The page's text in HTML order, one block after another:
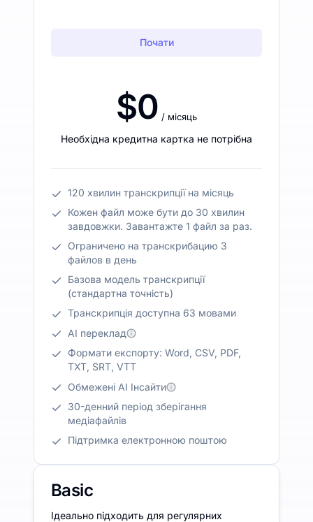
Почати
$0 / місяць
Необхідна кредитна картка не потрібна
120 хвилин транскрипції на місяць
Кожен файл може бути до 30 хвилин
завдовжки. Завантажте 1 файл за раз.
Ограничено на транскрибацию 3
файлов в день
Базова модель транскрипції
(стандартна точність)
Транскрипція доступна 63 мовами
AI переклад
Формати експорту: Word, CSV, PDF,
TXT, SRT, VTT
Обмежені AI Інсайти
30-денний період зберігання
медіафайлів
Підтримка електронною поштою
Basic
Ідеально підходить для регулярних